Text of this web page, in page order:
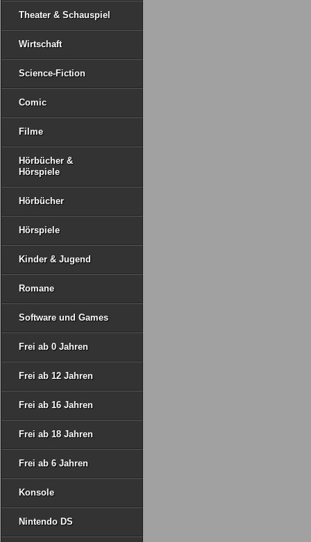
Theater & Schauspiel
Wirtschaft
Science-Fiction
Comic
Filme
Hörbücher &
Hörspiele
Hörbücher
Hörspiele
Kinder & Jugend
Romane
Software und Games
Frei ab 0 Jahren
Frei ab 12 Jahren
Frei ab 16 Jahren
Frei ab 18 Jahren
Frei ab 6 Jahren
Konsole
Nintendo DS